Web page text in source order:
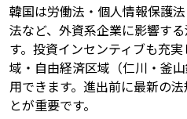
韓国は労働法・個人情報保護
法など、外資系企業に影響す
す。投資インセンティブも充
域・自由経済区域（仁川・釜
用できます。進出前に最新の
とが重要です。